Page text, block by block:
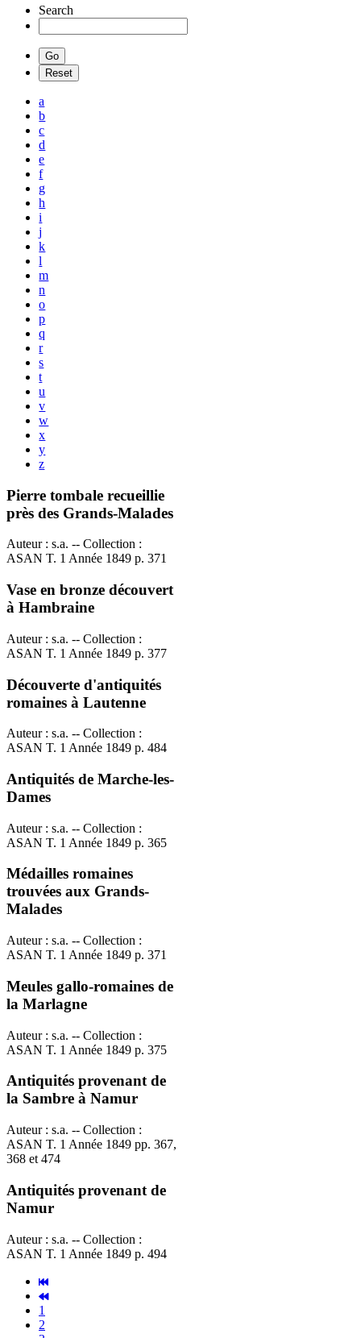
Search
a
b
c
d
e
f
g
h
i
j
k
l
m
n
o
p
q
r
s
t
u
v
w
x
y
z
Pierre tombale recueillie
près des Grands-Malades
Auteur : s.a. -- Collection :
ASAN T. 1 Année 1849 p. 371
Vase en bronze découvert
à Hambraine
Auteur : s.a. -- Collection :
ASAN T. 1 Année 1849 p. 377
Découverte d'antiquités
romaines à Lautenne
Auteur : s.a. -- Collection :
ASAN T. 1 Année 1849 p. 484
Antiquités de Marche-les-
Dames
Auteur : s.a. -- Collection :
ASAN T. 1 Année 1849 p. 365
Médailles romaines
trouvées aux Grands-
Malades
Auteur : s.a. -- Collection :
ASAN T. 1 Année 1849 p. 371
Meules gallo-romaines de
la Marlagne
Auteur : s.a. -- Collection :
ASAN T. 1 Année 1849 p. 375
Antiquités provenant de
la Sambre à Namur
Auteur : s.a. -- Collection :
ASAN T. 1 Année 1849 pp. 367,
368 et 474
Antiquités provenant de
Namur
Auteur : s.a. -- Collection :
ASAN T. 1 Année 1849 p. 494
1
2